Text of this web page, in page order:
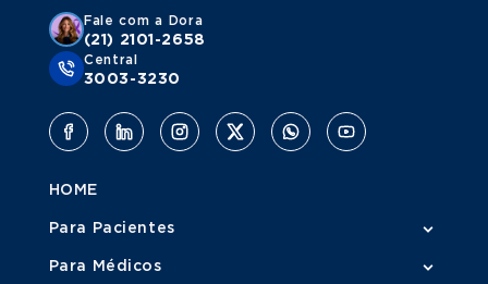
Fale com a Dora
(21) 2101-2658
Central
3003-3230
HOME
Para Pacientes
Para Médicos